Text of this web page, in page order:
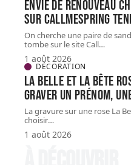
Envie de renouveau
sur Callmespring
On cherche une paire de
tombe sur le site Call…
1 août 2026
DÉCORATION
La Belle et la Bête
graver un prénom,
La gravure sur une rose La
choisir…
1 août 2026